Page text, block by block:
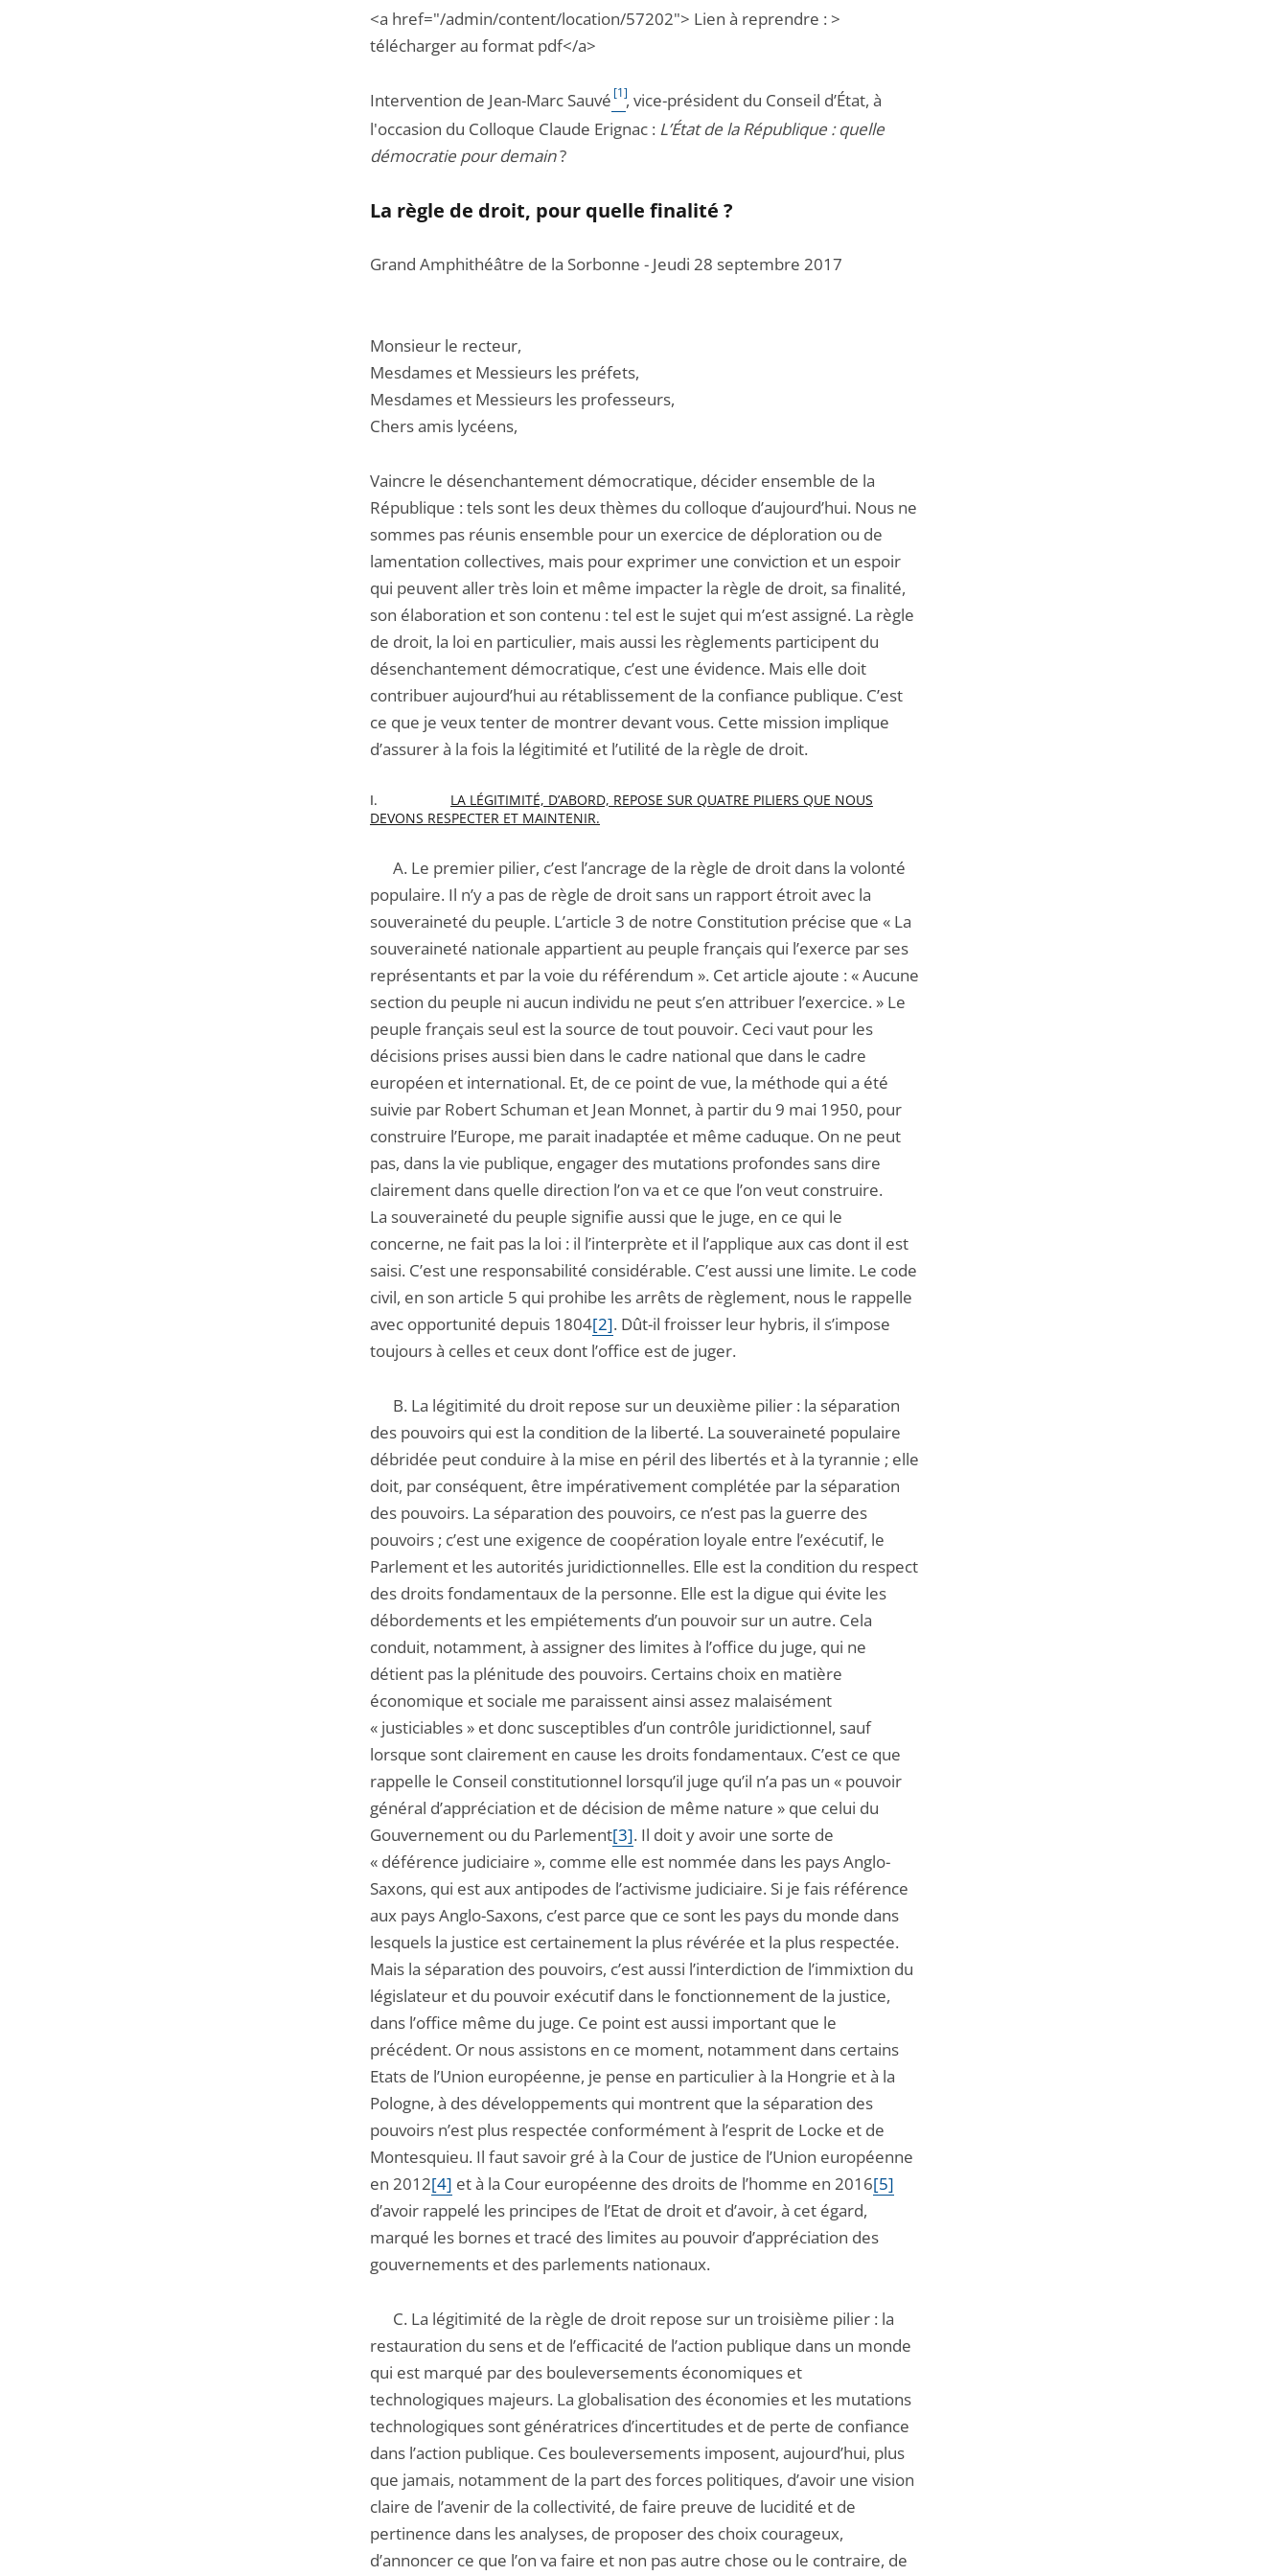
<a href="/admin/content/location/57202"> Lien à reprendre : >
télécharger au format pdf</a>
Intervention de Jean-Marc Sauvé [1], vice-président du Conseil d’État, à
l'occasion du Colloque Claude Erignac : L’État de la République : quelle
démocratie pour demain?
La règle de droit, pour quelle finalité ?
Grand Amphithéâtre de la Sorbonne - Jeudi 28 septembre 2017
Monsieur le recteur,
Mesdames et Messieurs les préfets,
Mesdames et Messieurs les professeurs,
Chers amis lycéens,
Vaincre le désenchantement démocratique, décider ensemble de la
République : tels sont les deux thèmes du colloque d’aujourd’hui. Nous ne
sommes pas réunis ensemble pour un exercice de déploration ou de
lamentation collectives, mais pour exprimer une conviction et un espoir
qui peuvent aller très loin et même impacter la règle de droit, sa finalité,
son élaboration et son contenu : tel est le sujet qui m’est assigné. La règle
de droit, la loi en particulier, mais aussi les règlements participent du
désenchantement démocratique, c’est une évidence. Mais elle doit
contribuer aujourd’hui au rétablissement de la confiance publique. C’est
ce que je veux tenter de montrer devant vous. Cette mission implique
d’assurer à la fois la légitimité et l’utilité de la règle de droit.
I. LA LÉGITIMITÉ, D’ABORD, REPOSE SUR QUATRE PILIERS QUE NOUS
DEVONS RESPECTER ET MAINTENIR.
A. Le premier pilier, c’est l’ancrage de la règle de droit dans la volonté
populaire. Il n’y a pas de règle de droit sans un rapport étroit avec la
souveraineté du peuple. L’article 3 de notre Constitution précise que « La
souveraineté nationale appartient au peuple français qui l’exerce par ses
représentants et par la voie du référendum ». Cet article ajoute : « Aucune
section du peuple ni aucun individu ne peut s’en attribuer l’exercice. » Le
peuple français seul est la source de tout pouvoir. Ceci vaut pour les
décisions prises aussi bien dans le cadre national que dans le cadre
européen et international. Et, de ce point de vue, la méthode qui a été
suivie par Robert Schuman et Jean Monnet, à partir du 9 mai 1950, pour
construire l’Europe, me parait inadaptée et même caduque. On ne peut
pas, dans la vie publique, engager des mutations profondes sans dire
clairement dans quelle direction l’on va et ce que l’on veut construire.
La souveraineté du peuple signifie aussi que le juge, en ce qui le
concerne, ne fait pas la loi : il l’interprète et il l’applique aux cas dont il est
saisi. C’est une responsabilité considérable. C’est aussi une limite. Le code
civil, en son article 5 qui prohibe les arrêts de règlement, nous le rappelle
avec opportunité depuis 1804[2]. Dût-il froisser leur hybris, il s’impose
toujours à celles et ceux dont l’office est de juger.
B. La légitimité du droit repose sur un deuxième pilier : la séparation
des pouvoirs qui est la condition de la liberté. La souveraineté populaire
débridée peut conduire à la mise en péril des libertés et à la tyrannie ; elle
doit, par conséquent, être impérativement complétée par la séparation
des pouvoirs. La séparation des pouvoirs, ce n’est pas la guerre des
pouvoirs ; c’est une exigence de coopération loyale entre l’exécutif, le
Parlement et les autorités juridictionnelles. Elle est la condition du respect
des droits fondamentaux de la personne. Elle est la digue qui évite les
débordements et les empiétements d’un pouvoir sur un autre. Cela
conduit, notamment, à assigner des limites à l’office du juge, qui ne
détient pas la plénitude des pouvoirs. Certains choix en matière
économique et sociale me paraissent ainsi assez malaisément
« justiciables » et donc susceptibles d’un contrôle juridictionnel, sauf
lorsque sont clairement en cause les droits fondamentaux. C’est ce que
rappelle le Conseil constitutionnel lorsqu’il juge qu’il n’a pas un « pouvoir
général d’appréciation et de décision de même nature » que celui du
Gouvernement ou du Parlement[3]. Il doit y avoir une sorte de
« déférence judiciaire », comme elle est nommée dans les pays Anglo-
Saxons, qui est aux antipodes de l’activisme judiciaire. Si je fais référence
aux pays Anglo-Saxons, c’est parce que ce sont les pays du monde dans
lesquels la justice est certainement la plus révérée et la plus respectée.
Mais la séparation des pouvoirs, c’est aussi l’interdiction de l’immixtion du
législateur et du pouvoir exécutif dans le fonctionnement de la justice,
dans l’office même du juge. Ce point est aussi important que le
précédent. Or nous assistons en ce moment, notamment dans certains
Etats de l’Union européenne, je pense en particulier à la Hongrie et à la
Pologne, à des développements qui montrent que la séparation des
pouvoirs n’est plus respectée conformément à l’esprit de Locke et de
Montesquieu. Il faut savoir gré à la Cour de justice de l’Union européenne
en 2012[4] et à la Cour européenne des droits de l’homme en 2016[5]
d’avoir rappelé les principes de l’Etat de droit et d’avoir, à cet égard,
marqué les bornes et tracé des limites au pouvoir d’appréciation des
gouvernements et des parlements nationaux.
C. La légitimité de la règle de droit repose sur un troisième pilier : la
restauration du sens et de l’efficacité de l’action publique dans un monde
qui est marqué par des bouleversements économiques et
technologiques majeurs. La globalisation des économies et les mutations
technologiques sont génératrices d’incertitudes et de perte de confiance
dans l’action publique. Ces bouleversements imposent, aujourd’hui, plus
que jamais, notamment de la part des forces politiques, d’avoir une vision
claire de l’avenir de la collectivité, de faire preuve de lucidité et de
pertinence dans les analyses, de proposer des choix courageux,
d’annoncer ce que l’on va faire et non pas autre chose ou le contraire, de